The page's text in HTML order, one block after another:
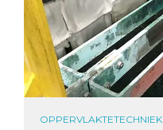
OPPERVLAKTETECHNIEK